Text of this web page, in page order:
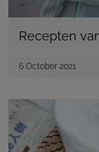
Recepten
6 October 2021